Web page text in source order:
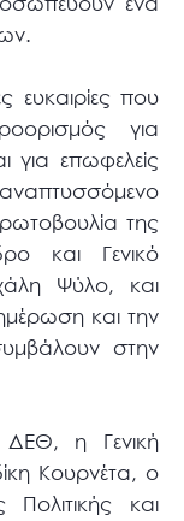
ευκαιρίες που
για
επωφελείς
της
και Γενικό
Ψύλο, και
και την
στην
η Γενική
Κουρνέτα, ο
Πολιτικής και